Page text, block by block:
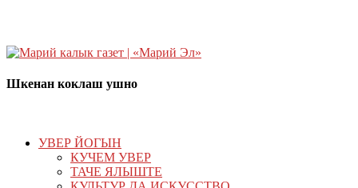
Шкенан коклаш ушно
УВЕР ЙОГЫН
КУЧЕМ УВЕР
ТАЧЕ ЯЛЫШТЕ